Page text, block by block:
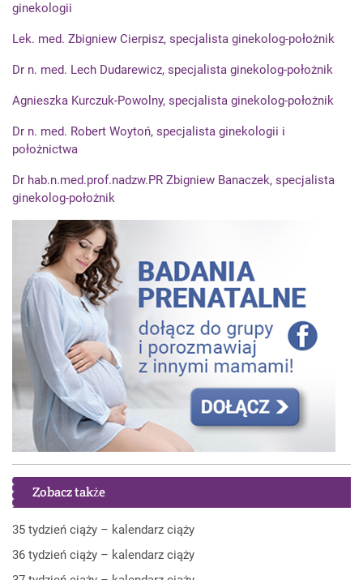
ginekologii
Lek. med. Zbigniew Cierpisz, specjalista ginekolog-położnik
Dr n. med. Lech Dudarewicz, specjalista ginekolog-położnik
Agnieszka Kurczuk-Powolny, specjalista ginekolog-położnik
Dr n. med. Robert Woytoń, specjalista ginekologii i
położnictwa
Dr hab.n.med.prof.nadzw.PR Zbigniew Banaczek, specjalista
ginekolog-położnik
Zobacz także
35 tydzień ciąży – kalendarz ciąży
36 tydzień ciąży – kalendarz ciąży